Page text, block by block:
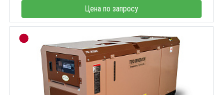
Цена по запросу